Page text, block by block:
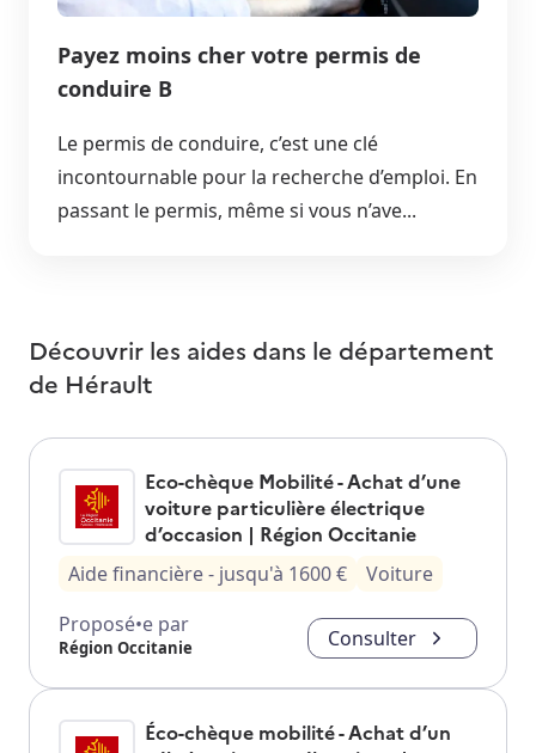
Payez moins cher votre permis de
conduire B
Le permis de conduire, c’est une clé
incontournable pour la recherche d’emploi. En
passant le permis, même si vous n’ave...
Découvrir les aides dans le département
de Hérault
Eco-chèque Mobilité - Achat d’une
voiture particulière électrique
d’occasion | Région Occitanie
Aide financière- jusqu'à 1600€
Voiture
Proposé•e par
Région Occitanie Consulter
Éco-chèque mobilité - Achat d’un